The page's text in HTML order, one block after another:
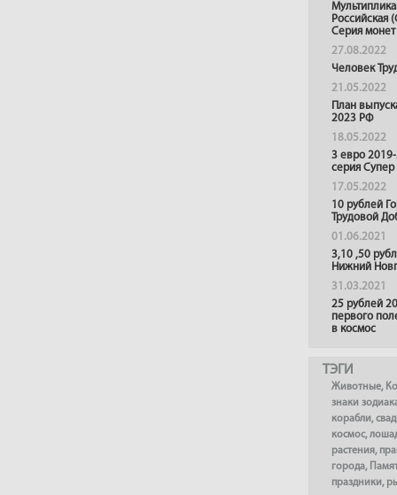
Российская
Серия монет
27.08.2022
Человек
21.05.2022
План
2023 РФ
18.05.2022
3 евро
серия
17.05.2022
10 рублей
Трудовой
01.06.2021
3,10 ,50
Нижний
31.03.2021
25 рублей
первого
в космос
ТЭГИ
Животные,
знаки
корабли,
космос,
растения,
города,
праздники,